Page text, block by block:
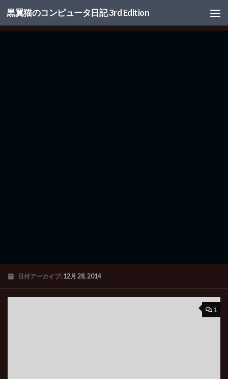
コンテンツへスキップ
黒翼猫のコンピュータ日記 3rd Edition
日付アーカイブ: 12月 28, 2014
1